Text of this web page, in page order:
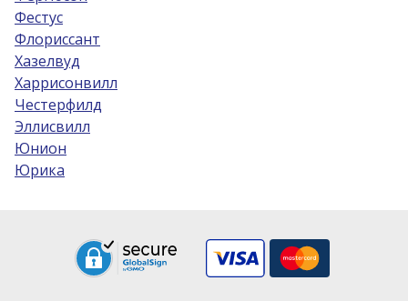
Фестус
Флориссант
Хазелвуд
Харрисонвилл
Честерфилд
Эллисвилл
Юнион
Юрика